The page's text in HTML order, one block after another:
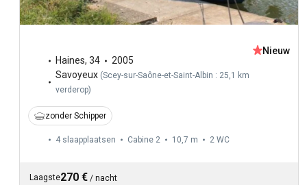
Haines, 34
2005
Savoyeux (Scey-sur-Saône-et-Saint-Albin : 25,1 km
verderop)
Nieuw
zonder Schipper
4 slaapplaatsen Cabine 2 10,7 m 2 WC
Laagste270 € / nacht